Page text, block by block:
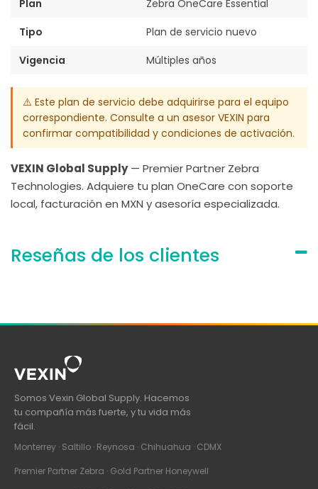
Plan
Zebra OneCare Essential
Tipo
Plan de servicio nuevo
Vigencia
Múltiples años
⚠️ Este plan de servicio debe adquirirse para el equipo
correspondiente. Consulte a un asesor VEXIN para
confirmar compatibilidad y condiciones de activación.
VEXIN Global Supply— Premier Partner Zebra
Technologies. Adquiere tu plan OneCare con soporte
local, facturación en MXN y asesoría especializada.
Reseñas de los clientes
Somos Vexin Global Supply. Hacemos
tu compañía más fuerte, y tu vida más
fácil.
Monterrey · Saltillo · Reynosa · Chihuahua · CDMX
Premier Partner Zebra · Gold Partner Honeywell